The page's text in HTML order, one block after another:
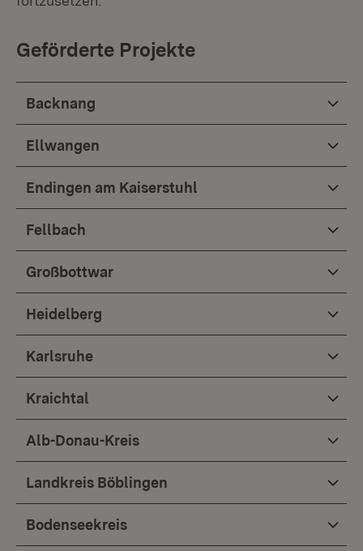
Geförderte Projekte
Backnang
Ellwangen
Endingen am Kaiserstuhl
Fellbach
Großbottwar
Heidelberg
Karlsruhe
Kraichtal
Alb-Donau-Kreis
Landkreis Böblingen
Bodenseekreis